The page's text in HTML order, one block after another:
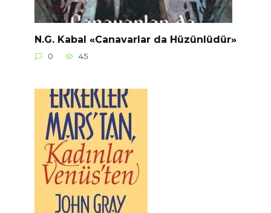
N.G. Kabal «Canavarlar da Hüzünlüdür»
0 45